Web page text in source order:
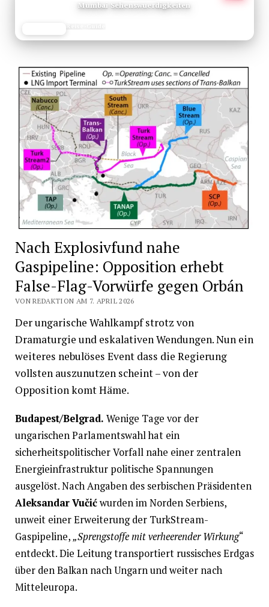
Mumbai Sehenswuerdigkeiten
Reise-Guide
Nach Explosivfund nahe
Gaspipeline: Opposition erhebt
False-Flag-Vorwürfe gegen Orbán
VON REDAKTION AM 7. APRIL 2026
Der ungarische Wahlkampf strotz von
Dramaturgie und eskalativen Wendungen. Nun ein
weiteres nebulöses Event dass die Regierung
vollsten auszunutzen scheint – von der
Opposition komt Häme.
Budapest/Belgrad. Wenige Tage vor der
ungarischen Parlamentswahl hat ein
sicherheitspolitischer Vorfall nahe einer zentralen
Energieinfrastruktur politische Spannungen
ausgelöst. Nach Angaben des serbischen Präsidenten
Aleksandar Vučićwurden im Norden Serbiens,
unweit einer Erweiterung der TurkStream-
Gaspipeline,„Sprengstoffe mit verheerender Wirkung“
entdeckt. Die Leitung transportiert russisches Erdgas
über den Balkan nach Ungarn und weiter nach
Mitteleuropa.